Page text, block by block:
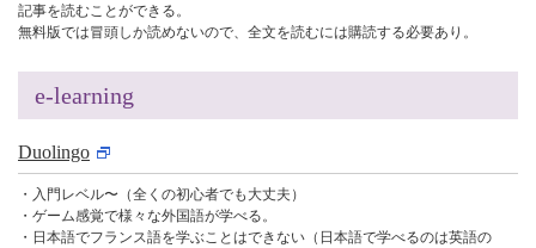
記事を読むことができる。
無料版では冒頭しか読めないので、全文を読むには購読する必要あり。
e-learning
Duolingo
・入門レベル〜（全くの初心者でも大丈夫）
・ゲーム感覚で様々な外国語が学べる。
・日本語でフランス語を学ぶことはできない（日本語で学べるのは英語の